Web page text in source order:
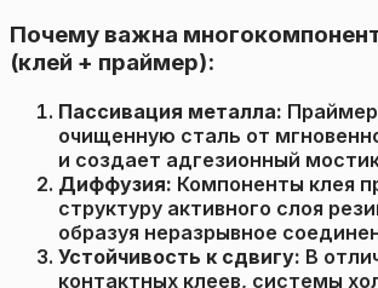
Почему важна
(клей + праймер):
Пассивация металла:
очищенную сталь от
и создает адгезионный
Диффузия: Компоненты клея
структуру активного слоя
образуя неразрывное
Устойчивость к сдвигу: В
контактных клеев, системы